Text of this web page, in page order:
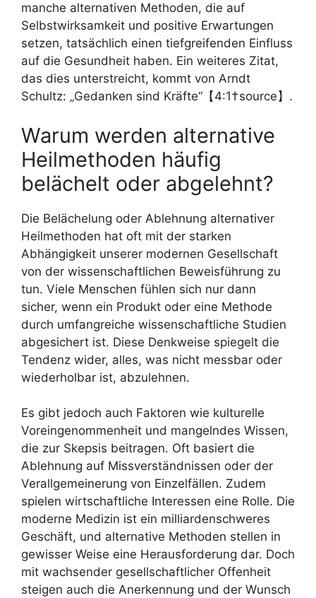
manche alternativen Methoden, die auf
Selbstwirksamkeit und positive Erwartungen
setzen, tatsächlich einen tiefgreifenden Einfluss
auf die Gesundheit haben. Ein weiteres Zitat,
das dies unterstreicht, kommt von Arndt
Schultz: „Gedanken sind Kräfte“【4:1†source】.
Warum werden alternative
Heilmethoden häufig
belächelt oder abgelehnt?
Die Belächelung oder Ablehnung alternativer
Heilmethoden hat oft mit der starken
Abhängigkeit unserer modernen Gesellschaft
von der wissenschaftlichen Beweisführung zu
tun. Viele Menschen fühlen sich nur dann
sicher, wenn ein Produkt oder eine Methode
durch umfangreiche wissenschaftliche Studien
abgesichert ist. Diese Denkweise spiegelt die
Tendenz wider, alles, was nicht messbar oder
wiederholbar ist, abzulehnen.
Es gibt jedoch auch Faktoren wie kulturelle
Voreingenommenheit und mangelndes Wissen,
die zur Skepsis beitragen. Oft basiert die
Ablehnung auf Missverständnissen oder der
Verallgemeinerung von Einzelfällen. Zudem
spielen wirtschaftliche Interessen eine Rolle. Die
moderne Medizin ist ein milliardenschweres
Geschäft, und alternative Methoden stellen in
gewisser Weise eine Herausforderung dar. Doch
mit wachsender gesellschaftlicher Offenheit
steigen auch die Anerkennung und der Wunsch